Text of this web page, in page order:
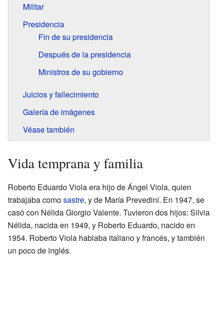
Militar
Presidencia
Fin de su presidencia
Después de la presidencia
Ministros de su gobierno
Juicios y fallecimiento
Galería de imágenes
Véase también
Vida temprana y familia
Roberto Eduardo Viola era hijo de Ángel Viola, quien
trabajaba comosastre, y de María Prevedini. En 1947, se
casó con Nélida Giorgio Valente. Tuvieron dos hijos: Silvia
Nélida, nacida en 1949, y Roberto Eduardo, nacido en
1954. Roberto Viola hablaba italiano y francés, y también
un poco de inglés.